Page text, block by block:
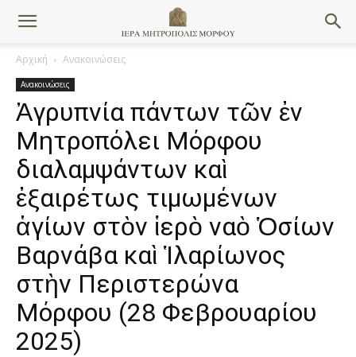
Αρχική Ανακοινώσεις
Ανακοινώσεις
Ἀγρυπνία πάντων τῶν ἐν
Μητροπόλει Μόρφου
διαλαμψάντων καὶ
ἐξαιρέτως τιμωμένων
ἁγίων στὸν ἱερὸ ναὸ Ὁσίων
Βαρνάβα καὶ Ἱλαρίωνος
στὴν Περιστερώνα
Μόρφου (28 Φεβρουαρίου
2025)